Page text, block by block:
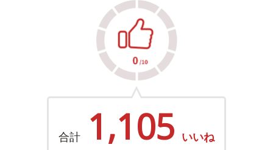
合計 1,105 いいね